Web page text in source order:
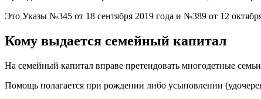
Это Указы №345 от 18 сентября 2019 года и №389 от 12
Кому выдается семейный капитал
На семейный капитал вправе претендовать многодетные
Помощь полагается при рождении либо усыновлении